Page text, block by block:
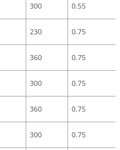
300 0.55
230 0.75
360 0.75
300 0.75
360 0.75
300 0.75